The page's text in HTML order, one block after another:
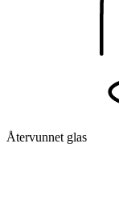
Återvunnet glas